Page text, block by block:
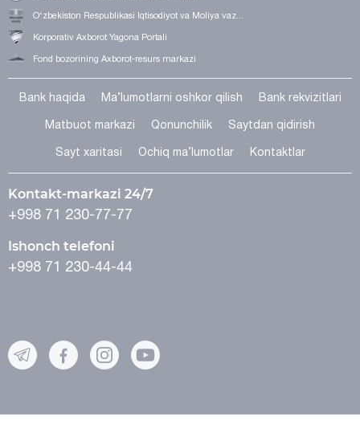
O‘zbekiston Respublikasi Iqtisodiyot va Moliya vaz...
Korporativ Axborot Yagona Portali
Fond bozorining Axborot-resurs markazi
Bank haqida Ma’lumotlarni oshkor qilish Bank rekvizitlari
Matbuot markazi Qonunchilik Saytdan qidirish
Sayt xaritasi Ochiq ma’lumotlar Kontaktlar
Kontakt-markazi 24/7
+998 71 230-77-77
Ishonch telefoni
+998 71 230-44-44